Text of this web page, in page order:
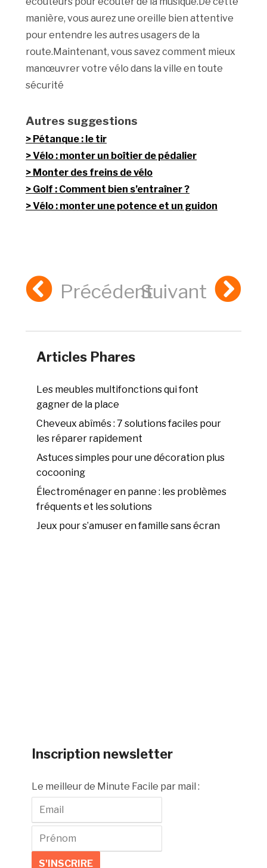
manière, vous aurez une oreille bien attentive
pour entendre les autres usagers de la
route.Maintenant, vous savez comment mieux
manœuvrer votre vélo dans la ville en toute
sécurité
Autres suggestions
Pétanque : le tir
Vélo : monter un boîtier de pédalier
Monter des freins de vélo
Golf : Comment bien s’entraîner ?
Vélo : monter une potence et un guidon
PrécédentSuivant
Articles Phares
Les meubles multifonctions qui font
gagner de la place
Cheveux abîmés : 7 solutions faciles pour
les réparer rapidement
Astuces simples pour une décoration plus
cocooning
Électroménager en panne : les problèmes
fréquents et les solutions
Jeux pour s’amuser en famille sans écran
Inscription newsletter
Le meilleur de Minute Facile par mail :